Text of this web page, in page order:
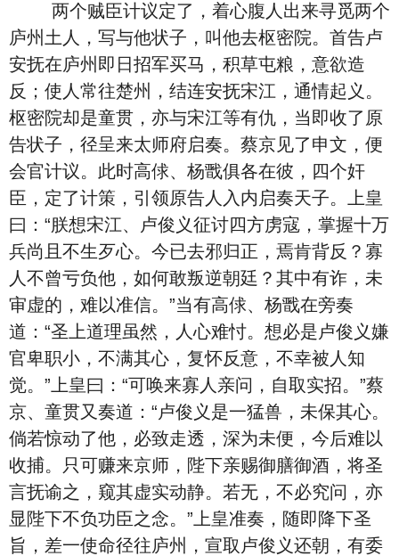
两个贼臣计议定了，着心腹人出来寻觅两个
庐州土人，写与他状子，叫他去枢密院。首告卢
安抚在庐州即日招军买马，积草屯粮，意欲造
反；使人常往楚州，结连安抚宋江，通情起义。
枢密院却是童贯，亦与宋江等有仇，当即收了原
告状子，径呈来太师府启奏。蔡京见了申文，便
会官计议。此时高俅、杨戬俱各在彼，四个奸
臣，定了计策，引领原告人入内启奏天子。上皇
曰：“朕想宋江、卢俊义征讨四方虏寇，掌握十万
兵尚且不生歹心。今已去邪归正，焉肯背反？寡
人不曾亏负他，如何敢叛逆朝廷？其中有诈，未
审虚的，难以准信。”当有高俅、杨戬在旁奏
道：“圣上道理虽然，人心难忖。想必是卢俊义嫌
官卑职小，不满其心，复怀反意，不幸被人知
觉。”上皇曰：“可唤来寡人亲问，自取实招。”蔡
京、童贯又奏道：“卢俊义是一猛兽，未保其心。
倘若惊动了他，必致走透，深为未便，今后难以
收捕。只可赚来京师，陛下亲赐御膳御酒，将圣
言抚谕之，窥其虚实动静。若无，不必究问，亦
显陛下不负功臣之念。”上皇准奏，随即降下圣
旨，差一使命径往庐州，宣取卢俊义还朝，有委